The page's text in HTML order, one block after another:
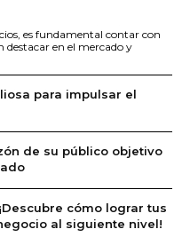
es fundamental contar con
destacar en el mercado y
para impulsar el
de su público objetivo
cómo lograr tus
al siguiente nivel!